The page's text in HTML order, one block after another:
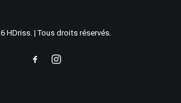
HDriss. | Tous droits réservés.